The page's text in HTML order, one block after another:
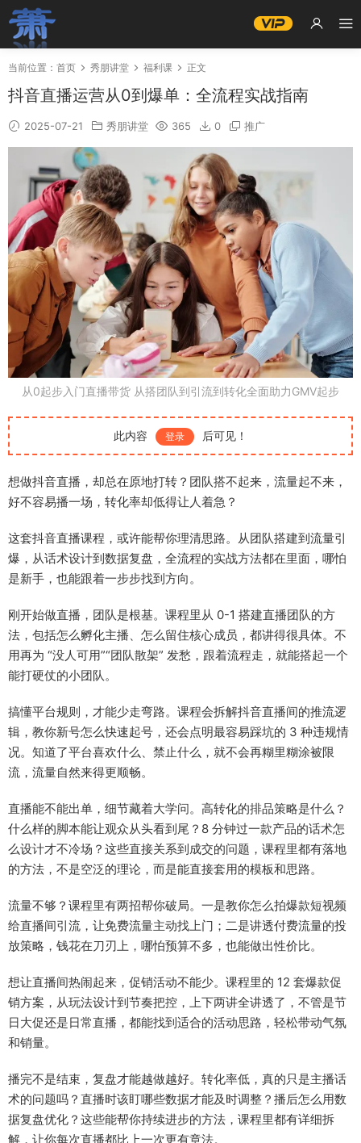
当前位置： 首页 秀朋讲堂 福利课 正文
抖音直播运营从0到爆单：全流程实战指南
2025-07-21 秀朋讲堂 365 0 推广
从0起步入门直播带货 从搭团队到引流到转化全面助力GMV起步
此内容 登录 后可见！
想做抖音直播，却总在原地打转？团队搭不起来，流量起不来，
好不容易播一场，转化率却低得让人着急？
这套抖音直播课程，或许能帮你理清思路。从团队搭建到流量引
爆，从话术设计到数据复盘，全流程的实战方法都在里面，哪怕
是新手，也能跟着一步步找到方向。
刚开始做直播，团队是根基。课程里从 0-1 搭建直播团队的方
法，包括怎么孵化主播、怎么留住核心成员，都讲得很具体。不
用再为 “没人可用”“团队散架” 发愁，跟着流程走，就能搭起一个
能打硬仗的小团队。
搞懂平台规则，才能少走弯路。课程会拆解抖音直播间的推流逻
辑，教你新号怎么快速起号，还会点明最容易踩坑的 3 种违规情
况。知道了平台喜欢什么、禁止什么，就不会再糊里糊涂被限
流，流量自然来得更顺畅。
直播能不能出单，细节藏着大学问。高转化的排品策略是什么？
什么样的脚本能让观众从头看到尾？8 分钟过一款产品的话术怎
么设计才不冷场？这些直接关系到成交的问题，课程里都有落地
的方法，不是空泛的理论，而是能直接套用的模板和思路。
流量不够？课程里有两招帮你破局。一是教你怎么拍爆款短视频
给直播间引流，让免费流量主动找上门；二是讲透付费流量的投
放策略，钱花在刀刃上，哪怕预算不多，也能做出性价比。
想让直播间热闹起来，促销活动不能少。课程里的 12 套爆款促
销方案，从玩法设计到节奏把控，上下两讲全讲透了，不管是节
日大促还是日常直播，都能找到适合的活动思路，轻松带动气氛
和销量。
播完不是结束，复盘才能越做越好。转化率低，真的只是主播话
术的问题吗？直播时该盯哪些数据才能及时调整？播后怎么用数
据复盘优化？这些能帮你持续进步的方法，课程里都有详细拆
解，让你每次直播都比上一次更有章法。